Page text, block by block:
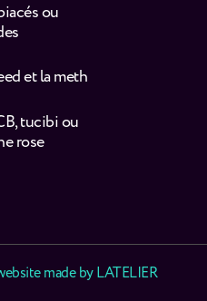
ou
et la meth
tucibi ou
rose
made byLATELIER